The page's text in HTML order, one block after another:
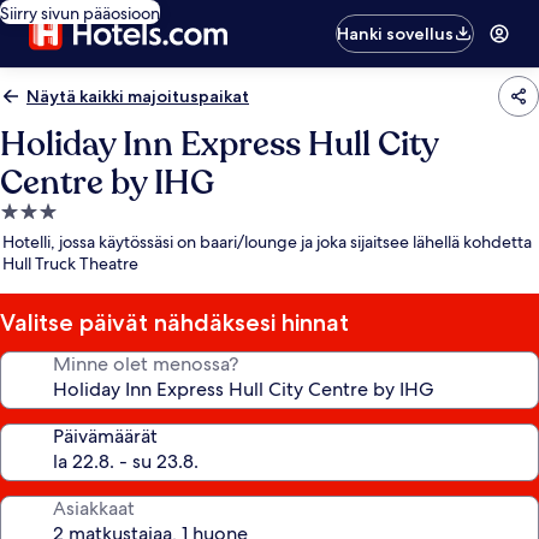
Siirry sivun pääosioon
Hanki sovellus
Näytä kaikki majoituspaikat
Holiday Inn Express Hull City
Centre by IHG
3.0
tähden
majoituspaikka
Hotelli, jossa käytössäsi on baari/lounge ja joka sijaitsee lähellä kohdetta
Hull Truck Theatre
Valitse päivät nähdäksesi hinnat
Minne olet menossa?
Päivämäärät
Asiakkaat